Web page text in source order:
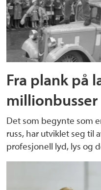
Fra plank på
millionbusser
Det som begynte som
russ, har utviklet seg til
profesjonell lyd, lys og